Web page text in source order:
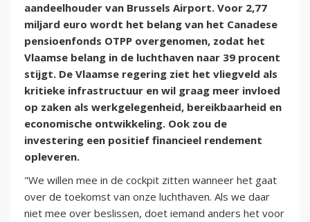
aandeelhouder van Brussels Airport. Voor 2,77
miljard euro wordt het belang van het Canadese
pensioenfonds OTPP overgenomen, zodat het
Vlaamse belang in de luchthaven naar 39 procent
stijgt. De Vlaamse regering ziet het vliegveld als
kritieke infrastructuur en wil graag meer invloed
op zaken als werkgelegenheid, bereikbaarheid en
economische ontwikkeling. Ook zou de
investering een positief financieel rendement
opleveren.
"We willen mee in de cockpit zitten wanneer het gaat
over de toekomst van onze luchthaven. Als we daar
niet mee over beslissen, doet iemand anders het voor